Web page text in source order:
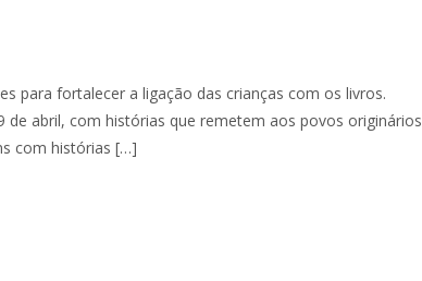
para fortalecer a ligação das crianças com os livros.
abril, com histórias que remetem aos povos originários
com histórias […]